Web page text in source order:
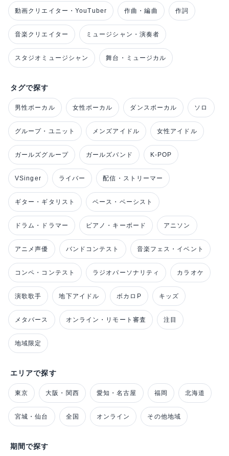
動画クリエイター・YouTuber 作曲・編曲 作詞
音楽クリエイター ミュージシャン・演奏者
スタジオミュージシャン 舞台・ミュージカル
タグで探す
男性ボーカル 女性ボーカル ダンスボーカル ソロ
グループ・ユニット メンズアイドル 女性アイドル
ガールズグループ ガールズバンド K-POP
VSinger ライバー 配信・ストリーマー
ギター・ギタリスト ベース・ベーシスト
ドラム・ドラマー ピアノ・キーボード アニソン
アニメ声優 バンドコンテスト 音楽フェス・イベント
コンペ・コンテスト ラジオパーソナリティ カラオケ
演歌歌手 地下アイドル ボカロP キッズ
メタバース オンライン・リモート審査 注目
地域限定
エリアで探す
東京 大阪・関西 愛知・名古屋 福岡 北海道
宮城・仙台 全国 オンライン その他地域
期間で探す